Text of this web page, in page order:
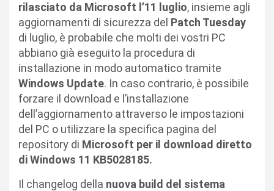
rilasciato da Microsoft l’11 luglio, insieme agli
aggiornamenti di sicurezza del Patch Tuesday
di luglio, è probabile che molti dei vostri PC
abbiano già eseguito la procedura di
installazione in modo automatico tramite
Windows Update. In caso contrario, è possibile
forzare il download e l’installazione
dell’aggiornamento attraverso le impostazioni
del PC o utilizzare la specifica pagina del
repository di Microsoft per il download diretto
di Windows 11 KB5028185.
Il changelog della nuova build del sistema